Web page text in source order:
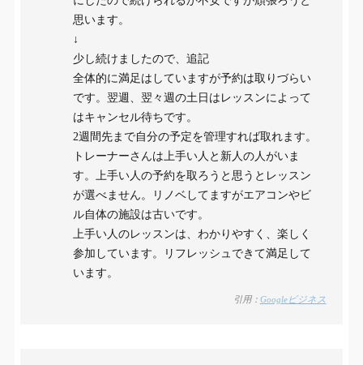
思います。
↓
少し続けましたので、追記
全体的に満足はしていますが予約は取りづらい
です。翌週、翌々週の土日はレッスンによって
はキャンセル待ちです。
2週間先まで自分の予定を管理すれば取れます。
トレーナーさんは上手い人と新人の人がいま
す。上手い人の予約を取ろうと思うとレッスン
が選べません。リノベしてますがエアコンやビ
ル自体の施設は古いです。
上手い人のレッスンは、わかりやすく、楽しく
参加しています。リフレッシュできて満足して
います。
引用： Googleビジネス